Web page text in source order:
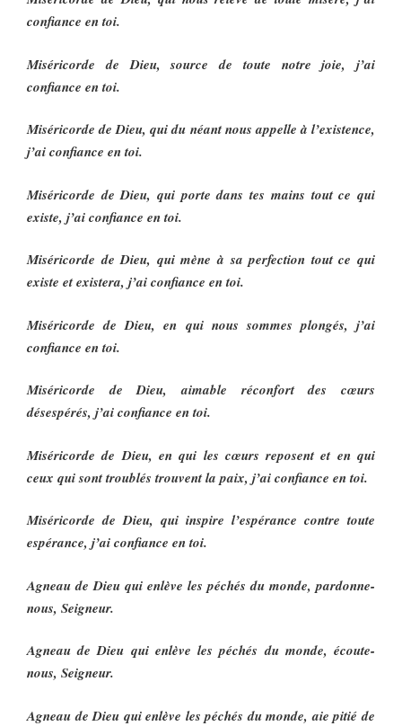
confiance en toi.
Miséricorde de Dieu, source de toute notre joie, j’ai
confiance en toi.
Miséricorde de Dieu, qui du néant nous appelle à l’existence,
j’ai confiance en toi.
Miséricorde de Dieu, qui porte dans tes mains tout ce qui
existe, j’ai confiance en toi.
Miséricorde de Dieu, qui mène à sa perfection tout ce qui
existe et existera, j’ai confiance en toi.
Miséricorde de Dieu, en qui nous sommes plongés, j’ai
confiance en toi.
Miséricorde de Dieu, aimable réconfort des cœurs
désespérés, j’ai confiance en toi.
Miséricorde de Dieu, en qui les cœurs reposent et en qui
ceux qui sont troublés trouvent la paix, j’ai confiance en toi.
Miséricorde de Dieu, qui inspire l’espérance contre toute
espérance, j’ai confiance en toi.
Agneau de Dieu qui enlève les péchés du monde, pardonne-
nous, Seigneur.
Agneau de Dieu qui enlève les péchés du monde, écoute-
nous, Seigneur.
Agneau de Dieu qui enlève les péchés du monde, aie pitié de